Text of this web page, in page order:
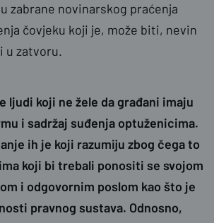
zabrane novinarskog praćenja
čovjeku koji je, može biti, nevin
u zatvoru.
ljudi koji ne žele da građani imaju
i sadržaj suđenja optuženicima.
ih je koji razumiju zbog čega to
koji bi trebali ponositi se svojom
i odgovornim poslom kao što je
pravnog sustava. Odnosno,